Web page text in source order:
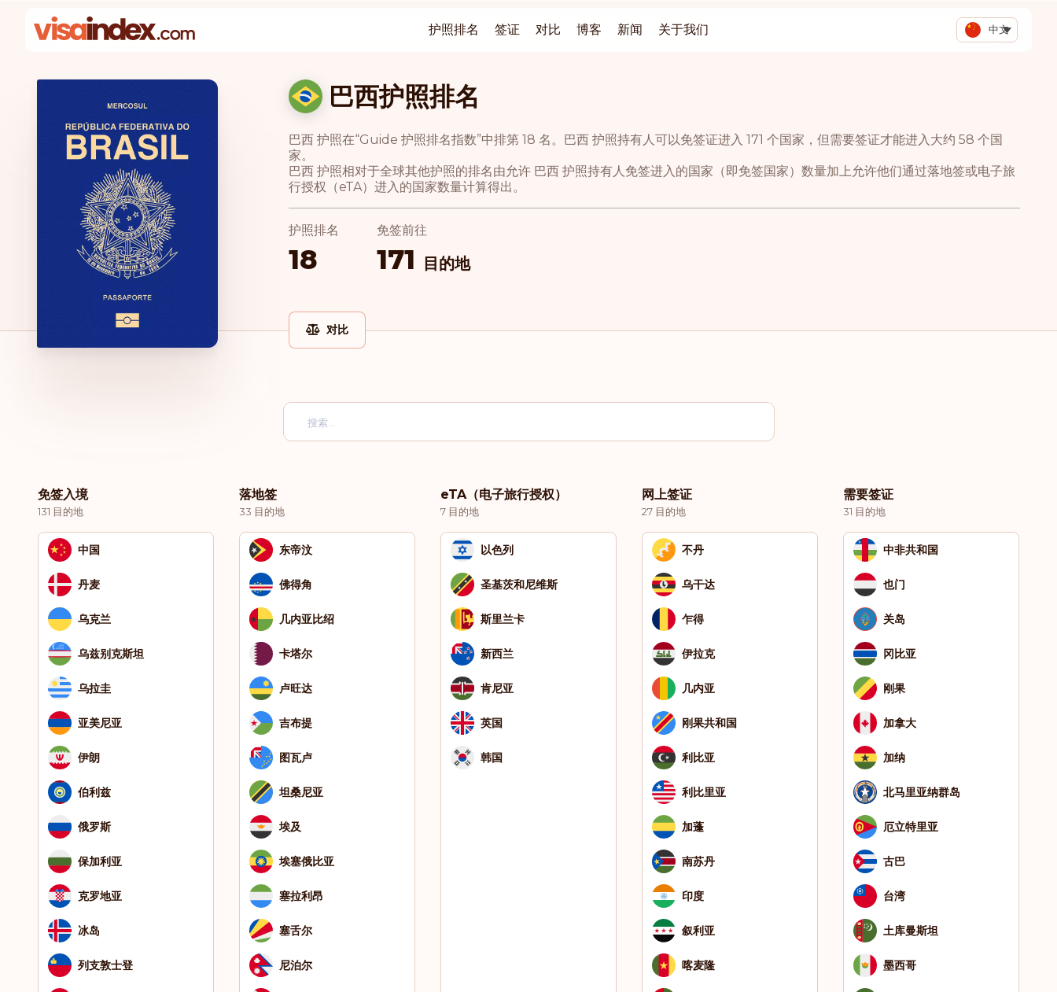
中文
护照排名 签证 对比 博客 新闻 关于我们
巴西护照排名
巴西 护照在“Guide 护照排名指数”中排第 18 名。巴西 护照持有人可以免签证进入 171 个国家，但需要签证才能进入大约 58 个国
家。
巴西 护照相对于全球其他护照的排名由允许 巴西 护照持有人免签进入的国家（即免签国家）数量加上允许他们通过落地签或电子旅
行授权（eTA）进入的国家数量计算得出。
护照排名
18
免签前往
171 目的地
对比
免签入境
131 目的地
中国
丹麦
乌克兰
乌兹别克斯坦
乌拉圭
亚美尼亚
伊朗
伯利兹
俄罗斯
保加利亚
克罗地亚
冰岛
列支敦士登
落地签
33 目的地
东帝汶
佛得角
几内亚比绍
卡塔尔
卢旺达
吉布提
图瓦卢
坦桑尼亚
埃及
埃塞俄比亚
塞拉利昂
塞舌尔
尼泊尔
eTA（电子旅行授权）
7 目的地
以色列
圣基茨和尼维斯
斯里兰卡
新西兰
肯尼亚
英国
韩国
网上签证
27 目的地
不丹
乌干达
乍得
伊拉克
几内亚
刚果共和国
利比亚
利比里亚
加蓬
南苏丹
印度
叙利亚
喀麦隆
需要签证
31 目的地
中非共和国
也门
关岛
冈比亚
刚果
加拿大
加纳
北马里亚纳群岛
厄立特里亚
古巴
台湾
土库曼斯坦
墨西哥